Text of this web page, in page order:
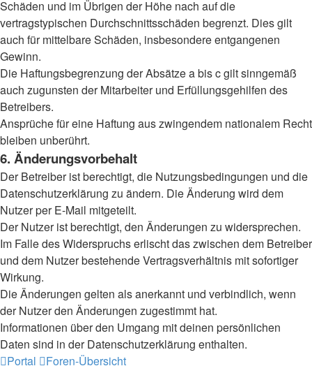
Schäden und im Übrigen der Höhe nach auf die
vertragstypischen Durchschnittsschäden begrenzt. Dies gilt
auch für mittelbare Schäden, insbesondere entgangenen
Gewinn.
Die Haftungsbegrenzung der Absätze a bis c gilt sinngemäß
auch zugunsten der Mitarbeiter und Erfüllungsgehilfen des
Betreibers.
Ansprüche für eine Haftung aus zwingendem nationalem Recht
bleiben unberührt.
6. Änderungsvorbehalt
Der Betreiber ist berechtigt, die Nutzungsbedingungen und die
Datenschutzerklärung zu ändern. Die Änderung wird dem
Nutzer per E-Mail mitgeteilt.
Der Nutzer ist berechtigt, den Änderungen zu widersprechen.
Im Falle des Widerspruchs erlischt das zwischen dem Betreiber
und dem Nutzer bestehende Vertragsverhältnis mit sofortiger
Wirkung.
Die Änderungen gelten als anerkannt und verbindlich, wenn
der Nutzer den Änderungen zugestimmt hat.
Informationen über den Umgang mit deinen persönlichen
Daten sind in der Datenschutzerklärung enthalten.
Portal
Foren-Übersicht